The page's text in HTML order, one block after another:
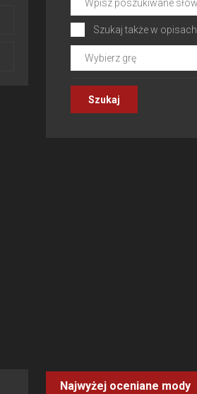
Szukaj także w opisach
Wybierz grę
Najwyżej oceniane mody